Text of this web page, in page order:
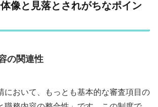
像と見落とされがちなポイン
の関連性
において、もっとも基本的な審査項目の